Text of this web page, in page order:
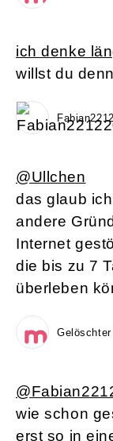
ich denke
willst du
@Ullchen
das glaub
andere
Internet
die bis zu 7
überleben
wie schon
erst so in